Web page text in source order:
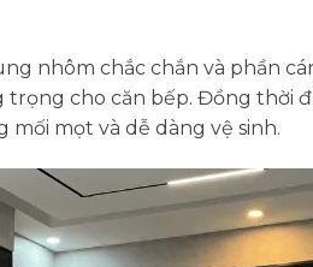
nhôm chắc chắn và phần
cho căn bếp. Đồng thời
mọt và dễ dàng vệ sinh.